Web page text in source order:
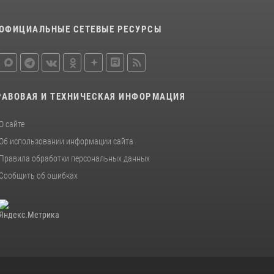
В Красноярском крае завершился военно-
которого выступил ОМОН «Ратибор»
СЕТЕВЫЕ РЕСУРСЫ
И ТЕХНИЧЕСКАЯ ИНФОРМАЦИЯ
О сайте
Об использовании информации сайта
Правила обработки персональных данных
Сообщить об ошибках